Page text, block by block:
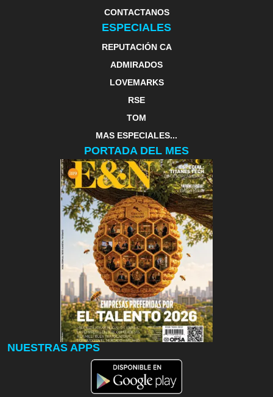
CONTACTANOS
ESPECIALES
REPUTACIÓN CA
ADMIRADOS
LOVEMARKS
RSE
TOM
MAS ESPECIALES...
PORTADA DEL MES
NUESTRAS APPS